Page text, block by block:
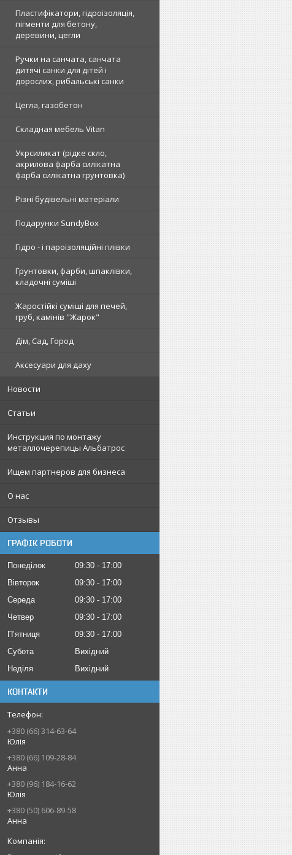
Пластифікатори, гідроізоляція,
пігменти для бетону,
деревини, цегли
Ручки на санчата, санчата
дитячі санки для дітей і
дорослих, рибальські санки
Цегла, газобетон
Складная мебель Vitan
Укрсиликат (рідке скло,
акрилова фарба силікатна
фарба силікатна грунтовка)
Різні будівельні матеріали
Подарунки SundyBox
Гідро - і пароізоляційні плівки
Грунтовки, фарби, шпаклівки,
кладочні суміші
Жаростійкі суміші для печей,
груб, камінів "Жарок"
Дім, Сад, Город
Аксесуари для даху
Новости
Статьи
Инструкция по монтажу
металлочерепицы Альбатрос
Ищем партнеров для бизнеса
О нас
Отзывы
ГРАФІК РОБОТИ
Понеділок 09:30
17:00
Вівторок
09:30
17:00
Середа
09:30
17:00
Четвер
09:30
17:00
Пʼятниця
09:30
17:00
Субота
Вихідний
Неділя
Вихідний
КОНТАКТИ
+380 (66) 314-63-64
Юлія
+380 (66) 109-28-84
Анна
+380 (96) 184-16-62
Юлія
+380 (50) 606-89-58
Анна